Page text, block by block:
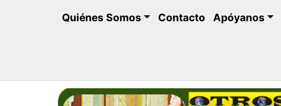
Quiénes Somos Contacto Apóyanos